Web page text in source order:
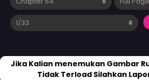
Jika Kalian menemukan Gambar
Tidak Terload Silahkan